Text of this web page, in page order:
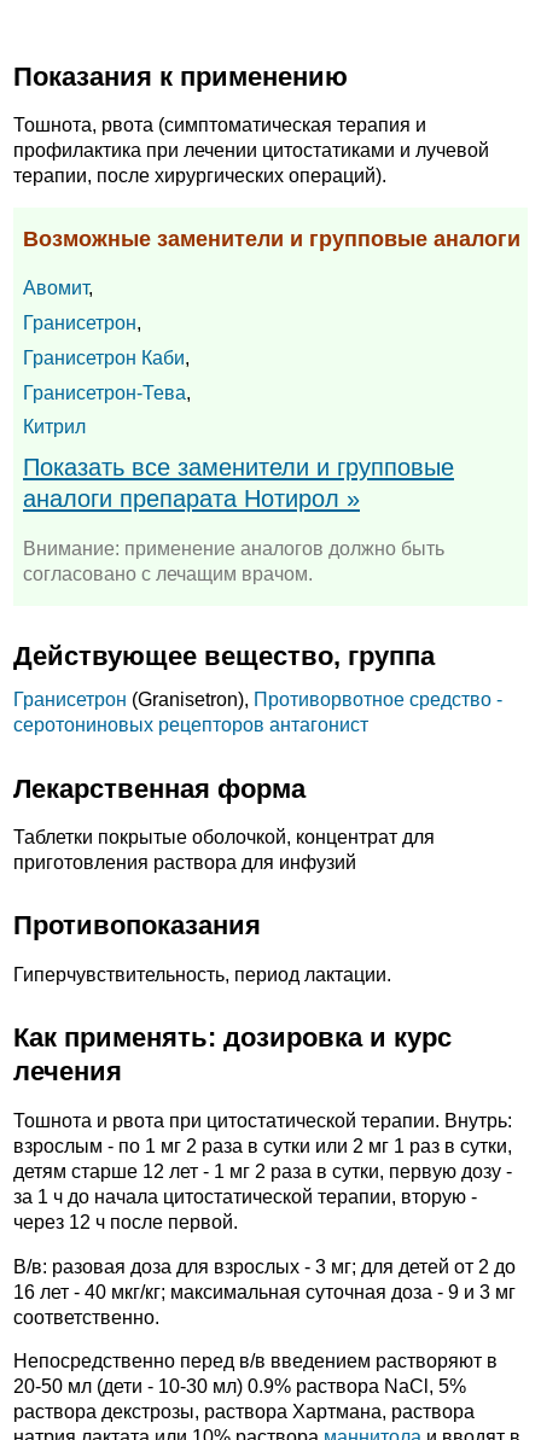
Показания к применению
Тошнота, рвота (симптоматическая терапия и
профилактика при лечении цитостатиками и лучевой
терапии, после хирургических операций).
Возможные заменители и групповые аналоги
Авомит,
Гранисетрон,
Гранисетрон Каби,
Гранисетрон-Тева,
Китрил
Показать все заменители и групповые
аналоги препарата Нотирол »
Внимание: применение аналогов должно быть
согласовано с лечащим врачом.
Действующее вещество, группа
Гранисетрон (Granisetron), Противорвотное средство -
серотониновых рецепторов антагонист
Лекарственная форма
Таблетки покрытые оболочкой, концентрат для
приготовления раствора для инфузий
Противопоказания
Гиперчувствительность, период лактации.
Как применять: дозировка и курс
лечения
Тошнота и рвота при цитостатической терапии. Внутрь:
взрослым - по 1 мг 2 раза в сутки или 2 мг 1 раз в сутки,
детям старше 12 лет - 1 мг 2 раза в сутки, первую дозу -
за 1 ч до начала цитостатической терапии, вторую -
через 12 ч после первой.
В/в: разовая доза для взрослых - 3 мг; для детей от 2 до
16 лет - 40 мкг/кг; максимальная суточная доза - 9 и 3 мг
соответственно.
Непосредственно перед в/в введением растворяют в
20-50 мл (дети - 10-30 мл) 0.9% раствора NaCl, 5%
раствора декстрозы, раствора Хартмана, раствора